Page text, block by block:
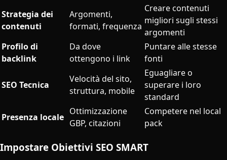
Strategia dei
contenuti
Argomenti,
formati, frequenza
Creare contenuti
migliori sugli stessi
argomenti
Profilo di
backlink
Da dove
ottengono i link
Puntare alle stesse
fonti
SEO Tecnica
Velocità del sito,
struttura, mobile
Eguagliare o
superare i loro
standard
Presenza locale
Ottimizzazione
GBP, citazioni
Competere nel local
pack
Impostare Obiettivi SEO SMART